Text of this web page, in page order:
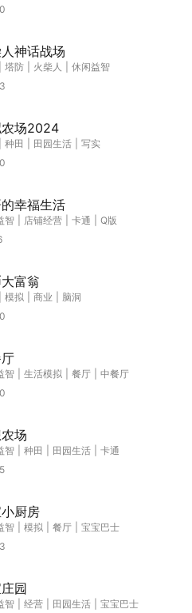
神话战场
塔防 火柴人
休闲益智
场2024
种田 田园生活
写实
幸福生活
智 店铺经营 卡通
Q版
富翁
模拟 商业
脑洞
智 生活模拟 餐厅
中餐厅
场
智 种田 田园生活
卡通
厨房
智 模拟 餐厅
宝宝巴士
园
智 经营 田园生活
宝宝巴士